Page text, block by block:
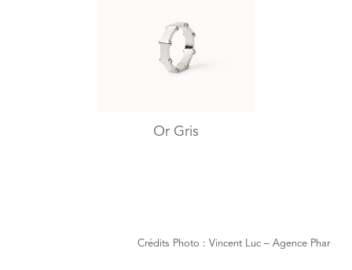
Or Gris
Crédits Photo : Vincent Luc – Agence Phar